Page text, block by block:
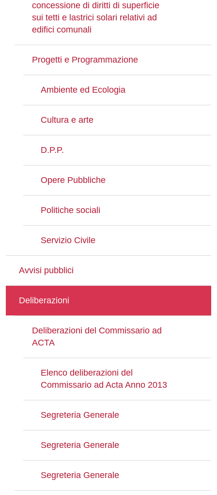
concessione di diritti di superficie
sui tetti e lastrici solari relativi ad
edifici comunali
Progetti e Programmazione
Ambiente ed Ecologia
Cultura e arte
D.P.P.
Opere Pubbliche
Politiche sociali
Servizio Civile
Avvisi pubblici
Deliberazioni
Deliberazioni del Commissario ad
ACTA
Elenco deliberazioni del
Commissario ad Acta Anno 2013
Segreteria Generale
Segreteria Generale
Segreteria Generale